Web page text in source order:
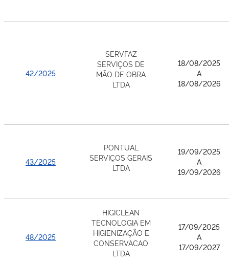
42/2025
SERVFAZ
SERVIÇOS DE
MÃO DE OBRA
LTDA
18/08/2025
A
18/08/2026
43/2025
PONTUAL
SERVIÇOS GERAIS
LTDA
19/09/2025
A
19/09/2026
48/2025
HIGICLEAN
TECNOLOGIA EM
HIGIENIZAÇÃO E
CONSERVACAO
LTDA
17/09/2025
A
17/09/2027